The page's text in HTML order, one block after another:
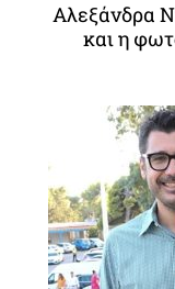
Αλεξάνδρα
και η